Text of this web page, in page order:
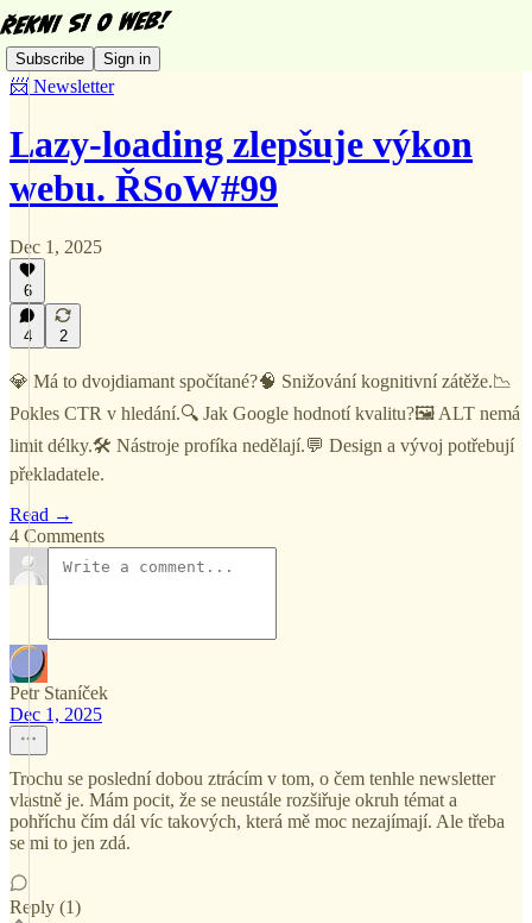
Subscribe Sign in
📨 Newsletter
Lazy-loading zlepšuje výkon
webu. ŘSoW#99
Dec 1, 2025
6
4 2
💎 Má to dvojdiamant spočítané?🧠 Snižování kognitivní zátěže.📉
Pokles CTR v hledání.🔍 Jak Google hodnotí kvalitu?🖼️ ALT nemá
limit délky.🛠️ Nástroje profíka nedělají.💬 Design a vývoj potřebují
překladatele.
Read →
4 Comments
Petr Staníček
Dec 1, 2025
Trochu se poslední dobou ztrácím v tom, o čem tenhle newsletter
vlastně je. Mám pocit, že se neustále rozšiřuje okruh témat a
pohříchu čím dál víc takových, která mě moc nezajímají. Ale třeba
se mi to jen zdá.
Reply (1)